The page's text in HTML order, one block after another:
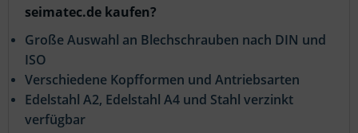
seimatec.de kaufen?
Große Auswahl an Blechschrauben nach DIN und
ISO
Verschiedene Kopfformen und Antriebsarten
Edelstahl A2, Edelstahl A4 und Stahl verzinkt
verfügbar